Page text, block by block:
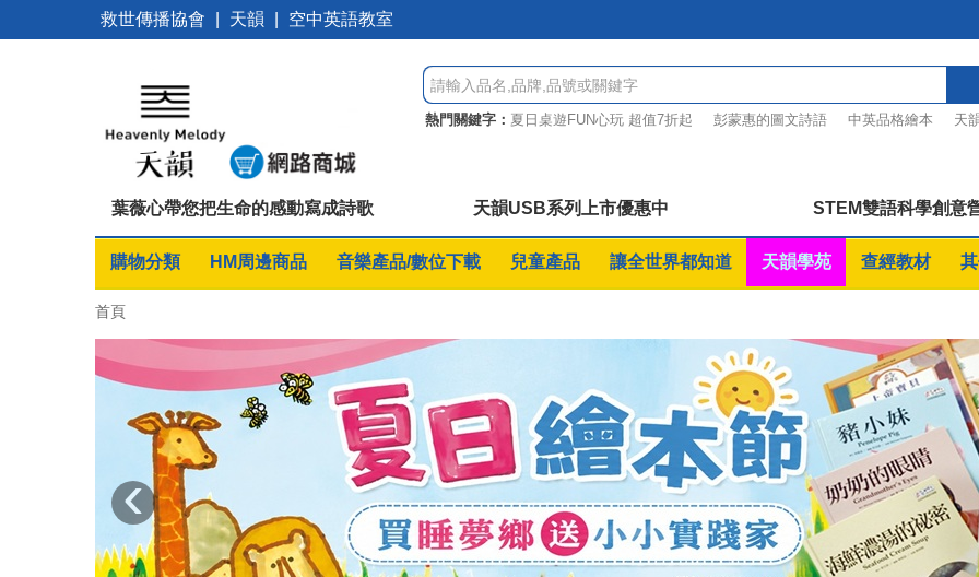
救世傳播協會 天韻 空中英語教室
熱門關鍵字： 夏日桌遊FUN心玩 超值7折起 彭蒙惠的圖文詩語 中英品格繪本
天
葉薇心帶您把生命的感動寫成詩歌 天韻USB系列上市優惠中 STEM雙語科學創意
購物分類 HM周邊商品 音樂產品/數位下載 兒童產品 讓全世界都知道 天韻學苑 查經教材
首頁
‹